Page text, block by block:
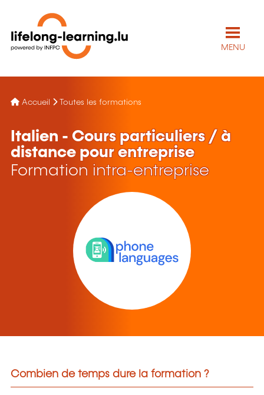
MENU
Accueil Toutes les formations
Italien - Cours particuliers / à
distance pour entreprise
Formation intra-entreprise
Combien de temps dure la formation ?